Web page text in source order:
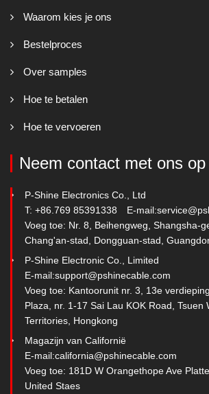
Waarom kies je ons
Bestelproces
Over samples
Hoe te betalen
Hoe te vervoeren
Neem contact met ons op
P-Shine Electronics Co., Ltd
T: +86.769 85391338
E-mail:
Voeg toe: Nr. 8, Beihengweg, Shangsha-
Chang'an-stad, Dongguan-stad,
P-Shine Electronic Co., Limited
E-mail:support@pshinecable.com
Voeg toe: Kantoorunit nr. 3, 13e
Plaza, nr. 1-17 Sai Lau KOK Road, Tsuen
Territories, Hongkong
Magazijn van Californië
E-mail:california@pshinecable.com
Voeg toe: 181D W Orangethope Ave
United Staes